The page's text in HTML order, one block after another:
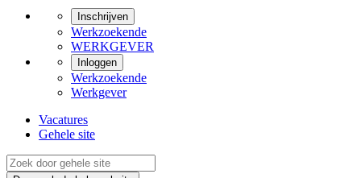
Inschrijven
Werkzoekende
WERKGEVER
Inloggen
Werkzoekende
Werkgever
Vacatures
Gehele site